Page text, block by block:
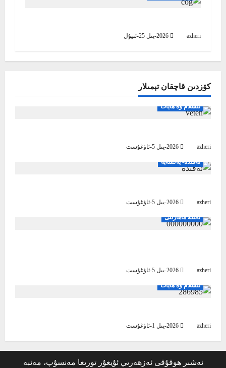
n
azheri
كۆزدىن قاچقان تېمىلار
ئىسلام ۋە ھايات
azheri
ئەقىدە- پەلسەپە
azheri
ئائىلە ماھارىتى
azheri
ئىسلام ۋە ھايات
azheri
نەشىر ھوقۇقى ئەزھەرىي ئۇيغۇر تورىغا مەنسۇپ، مەنبە